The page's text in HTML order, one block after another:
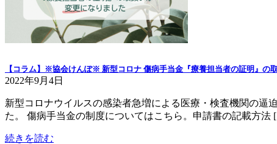
【コラム】※協会けんぽ※ 新型コロナ 傷病手当金『療養担当者の証明』の
2022年9月4日
新型コロナウイルスの感染者急増による医療・検査機関の逼
た。 傷病手当金の制度についてはこちら。申請書の記載方
続きを読む